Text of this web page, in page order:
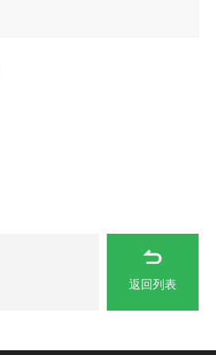
返回列表